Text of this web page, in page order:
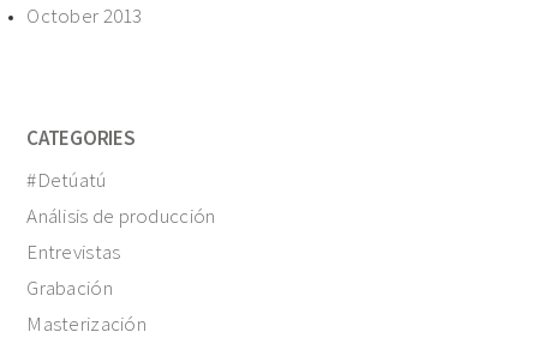
October 2013
CATEGORIES
#Detúatú
Análisis de producción
Entrevistas
Grabación
Masterización